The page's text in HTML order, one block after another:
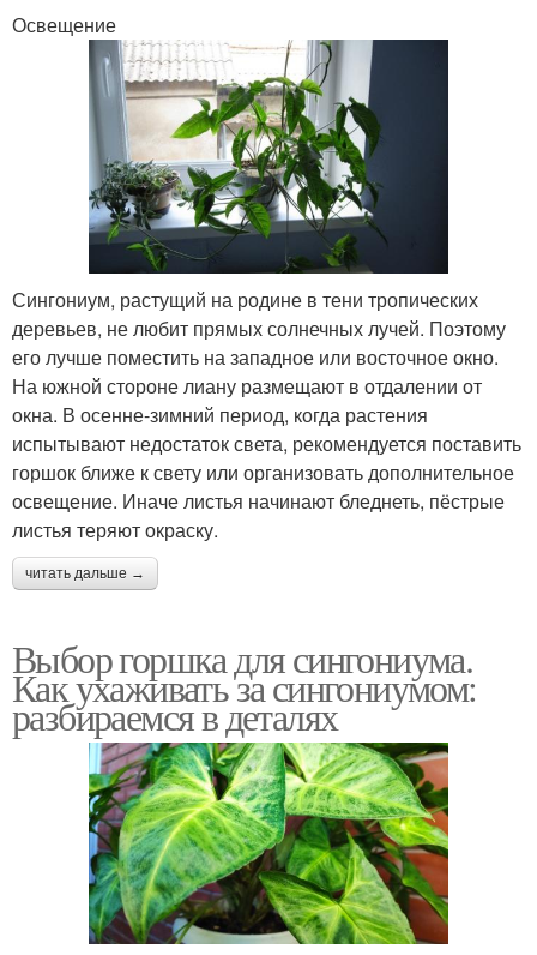
Освещение
Сингониум, растущий на родине в тени тропических
деревьев, не любит прямых солнечных лучей. Поэтому
его лучше поместить на западное или восточное окно.
На южной стороне лиану размещают в отдалении от
окна. В осенне-зимний период, когда растения
испытывают недостаток света, рекомендуется поставить
горшок ближе к свету или организовать дополнительное
освещение. Иначе листья начинают бледнеть, пёстрые
листья теряют окраску.
читать дальше →
Выбор горшка для сингониума.
Как ухаживать за сингониумом:
разбираемся в деталях